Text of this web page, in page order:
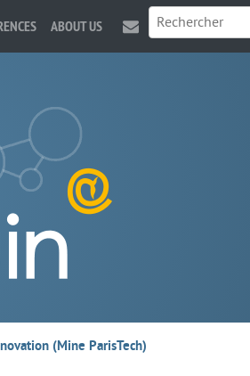
ABOUT US
(Mine ParisTech)